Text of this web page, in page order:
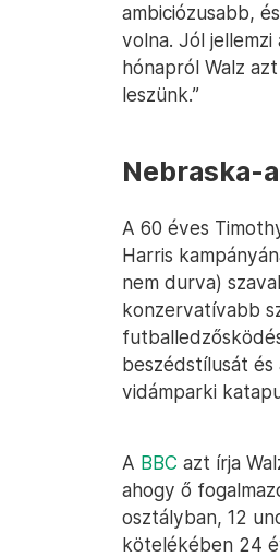
ambiciózusabb,
volna. Jól
hónapról Walz
leszünk.”
Nebraska-
A 60 éves
Harris
nem durva)
konzervatívabb
beszédstílusát
vidámparki
A BBC azt írja
ahogy ő
osztályban, 12
kötelékében 24